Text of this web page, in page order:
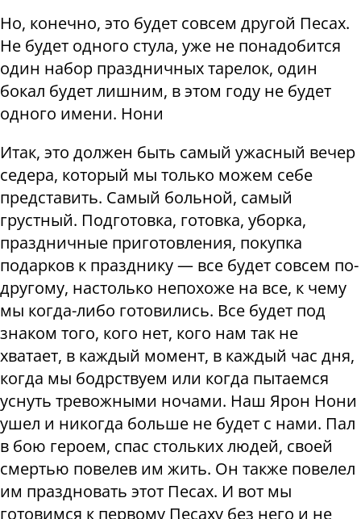
Но, конечно, это будет совсем другой Песах.
Не будет одного стула, уже не понадобится
один набор праздничных тарелок, один
бокал будет лишним, в этом году не будет
одного имени. Нони
Итак, это должен быть самый ужасный вечер
седера, который мы только можем себе
представить. Самый больной, самый
грустный. Подготовка, готовка, уборка,
праздничные приготовления, покупка
подарков к празднику — все будет совсем по-
другому, настолько непохоже на все, к чему
мы когда-либо готовились. Все будет под
знаком того, кого нет, кого нам так не
хватает, в каждый момент, в каждый час дня,
когда мы бодрствуем или когда пытаемся
уснуть тревожными ночами. Наш Ярон Нони
ушел и никогда больше не будет с нами. Пал
в бою героем, спас стольких людей, своей
смертью повелев им жить. Он также повелел
им праздновать этот Песах. И вот мы
готовимся к первому Песаху без него и не